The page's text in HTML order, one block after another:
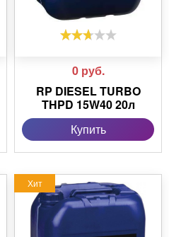
0 руб.
RP DIESEL TURBO
THPD 15W40 20л
Купить
Хит